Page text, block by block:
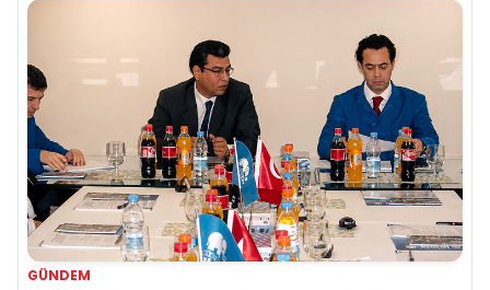
GÜNDEM